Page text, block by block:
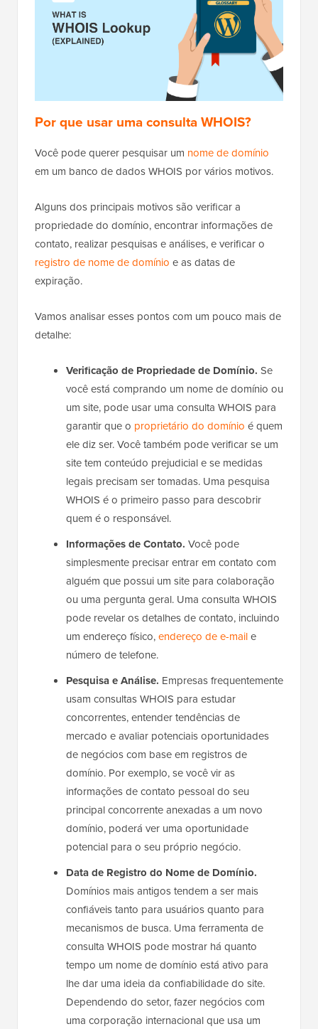
Por que usar uma consulta WHOIS?
Você pode querer pesquisar um nome de domínio
em um banco de dados WHOIS por vários motivos.
Alguns dos principais motivos são verificar a
propriedade do domínio, encontrar informações de
contato, realizar pesquisas e análises, e verificar o
registro de nome de domínio e as datas de
expiração.
Vamos analisar esses pontos com um pouco mais de
detalhe:
Verificação de Propriedade de Domínio. Se
você está comprando um nome de domínio ou
um site, pode usar uma consulta WHOIS para
garantir que o proprietário do domínio é quem
ele diz ser. Você também pode verificar se um
site tem conteúdo prejudicial e se medidas
legais precisam ser tomadas. Uma pesquisa
WHOIS é o primeiro passo para descobrir
quem é o responsável.
Informações de Contato. Você pode
simplesmente precisar entrar em contato com
alguém que possui um site para colaboração
ou uma pergunta geral. Uma consulta WHOIS
pode revelar os detalhes de contato, incluindo
um endereço físico,endereço de e-maile
número de telefone.
Pesquisa e Análise. Empresas frequentemente
usam consultas WHOIS para estudar
concorrentes, entender tendências de
mercado e avaliar potenciais oportunidades
de negócios com base em registros de
domínio. Por exemplo, se você vir as
informações de contato pessoal do seu
principal concorrente anexadas a um novo
domínio, poderá ver uma oportunidade
potencial para o seu próprio negócio.
Data de Registro do Nome de Domínio.
Domínios mais antigos tendem a ser mais
confiáveis tanto para usuários quanto para
mecanismos de busca. Uma ferramenta de
consulta WHOIS pode mostrar há quanto
tempo um nome de domínio está ativo para
lhe dar uma ideia da confiabilidade do site.
Dependendo do setor, fazer negócios com
uma corporação internacional que usa um